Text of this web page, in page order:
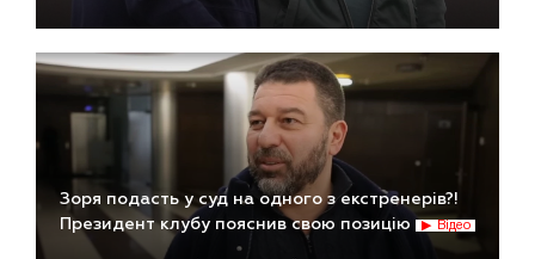
Зоря подасть у суд на одного з екстренерів?!
Президент клубу пояснив свою позицію
Відео